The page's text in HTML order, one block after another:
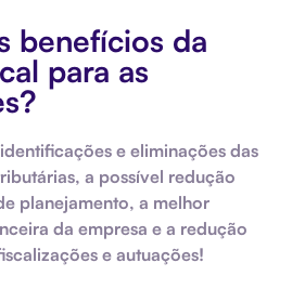
benefícios da
para as
e eliminações das
a possível redução
planejamento, a melhor
da empresa e a redução
e autuações!